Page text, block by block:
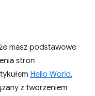
masz podstawowe
stron
Hello World,
z tworzeniem